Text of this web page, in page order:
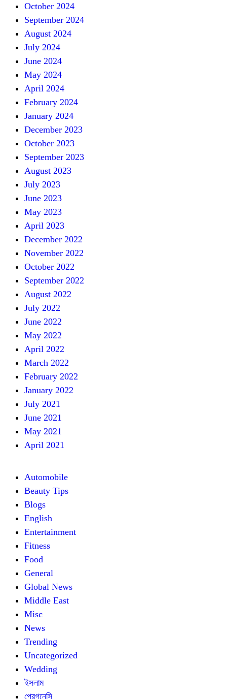
October 2024
September 2024
August 2024
July 2024
June 2024
May 2024
April 2024
February 2024
January 2024
December 2023
October 2023
September 2023
August 2023
July 2023
June 2023
May 2023
April 2023
December 2022
November 2022
October 2022
September 2022
August 2022
July 2022
June 2022
May 2022
April 2022
March 2022
February 2022
January 2022
July 2021
June 2021
May 2021
April 2021
Automobile
Beauty Tips
Blogs
English
Entertainment
Fitness
Food
General
Global News
Middle East
Misc
News
Trending
Uncategorized
Wedding
ইসলাম
প্রেগনেন্সি